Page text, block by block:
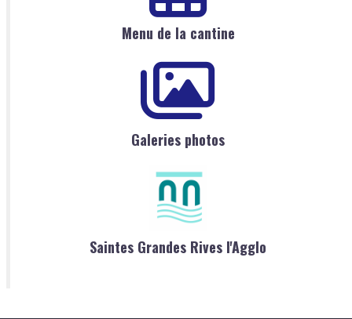
Menu de la cantine
Galeries photos
Saintes Grandes Rives l'Agglo